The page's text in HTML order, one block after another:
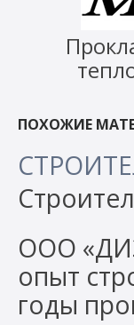
ПОХОЖИЕ
ООО
опыт
годы